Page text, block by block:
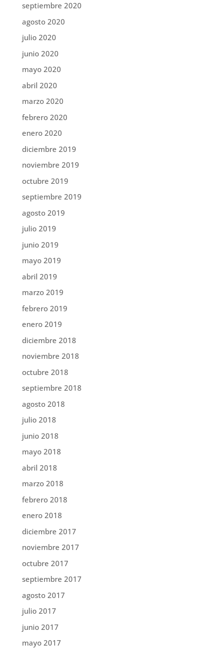
septiembre 2020
agosto 2020
julio 2020
junio 2020
mayo 2020
abril 2020
marzo 2020
febrero 2020
enero 2020
diciembre 2019
noviembre 2019
octubre 2019
septiembre 2019
agosto 2019
julio 2019
junio 2019
mayo 2019
abril 2019
marzo 2019
febrero 2019
enero 2019
diciembre 2018
noviembre 2018
octubre 2018
septiembre 2018
agosto 2018
julio 2018
junio 2018
mayo 2018
abril 2018
marzo 2018
febrero 2018
enero 2018
diciembre 2017
noviembre 2017
octubre 2017
septiembre 2017
agosto 2017
julio 2017
junio 2017
mayo 2017